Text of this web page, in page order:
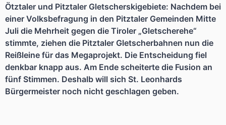
Ötztaler und Pitztaler Gletscherskigebiete: Nachdem bei
einer Volksbefragung in den Pitztaler Gemeinden Mitte
Juli die Mehrheit gegen die Tiroler „Gletscherehe“
stimmte, ziehen die Pitztaler Gletscherbahnen nun die
Reißleine für das Megaprojekt. Die Entscheidung fiel
denkbar knapp aus. Am Ende scheiterte die Fusion an
fünf Stimmen. Deshalb will sich St. Leonhards
Bürgermeister noch nicht geschlagen geben.